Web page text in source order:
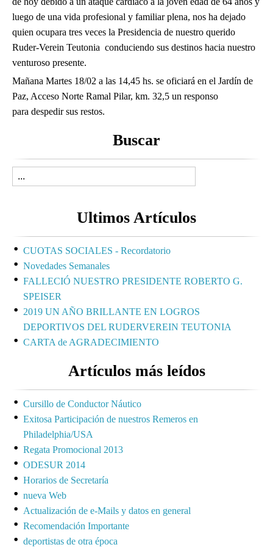
luego de una vida profesional y familiar plena, nos ha dejado
quien ocupara tres veces la Presidencia de nuestro querido
Ruder-Verein Teutonia conduciendo sus destinos hacia nuestro
venturoso presente.
Mañana Martes 18/02 a las 14,45 hs. se oficiará en el Jardín de
Paz, Acceso Norte Ramal Pilar, km. 32,5 un responso
para despedir sus restos.
Buscar
Ultimos Artículos
CUOTAS SOCIALES - Recordatorio
Novedades Semanales
FALLECIÓ NUESTRO PRESIDENTE ROBERTO G.
SPEISER
2019 UN AÑO BRILLANTE EN LOGROS
DEPORTIVOS DEL RUDERVEREIN TEUTONIA
CARTA de AGRADECIMIENTO
Artículos más leídos
Cursillo de Conductor Náutico
Exitosa Participación de nuestros Remeros en
Philadelphia/USA
Regata Promocional 2013
ODESUR 2014
Horarios de Secretaría
nueva Web
Actualización de e-Mails y datos en general
Recomendación Importante
deportistas de otra época